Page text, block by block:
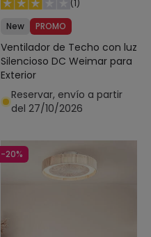
(1 )
New
PROMO
Ventilador de Techo con luz
Silencioso DC Weimar para
Exterior
Reservar, envío a partir
del 27/10/2026
-20%